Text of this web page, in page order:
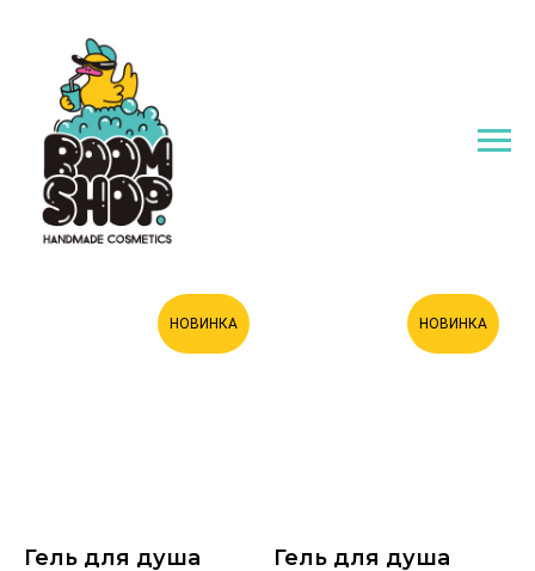
НОВИНКА
Гель для душа
НОВИНКА
Гель для душа